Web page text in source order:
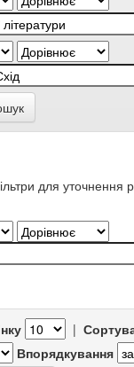
для уточнення
|
Впорядкування